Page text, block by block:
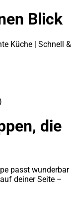
Blick
Küche | Schnell &
die
passt wunderbar
deiner Seite –